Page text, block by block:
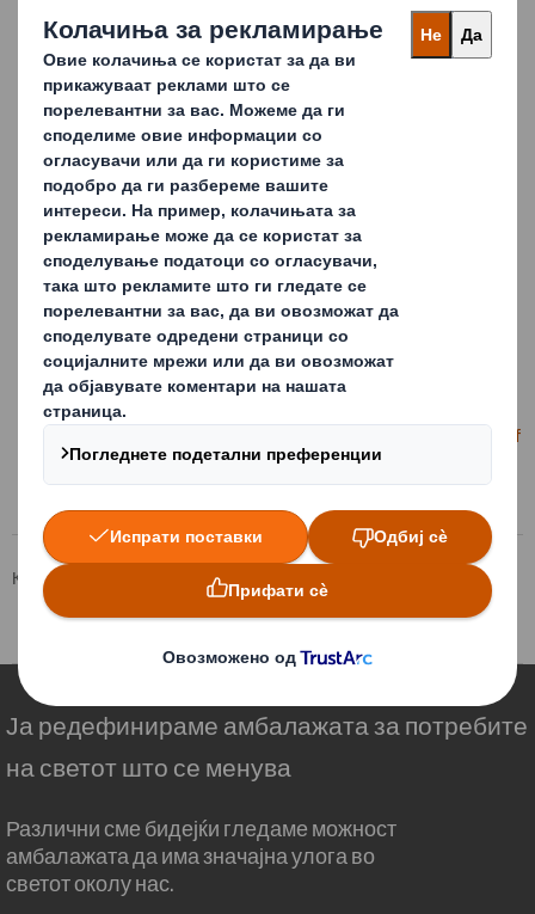
Одлука од Собрание на ДС СМИТХ за избор на членови на
Надзорен одбор - 12.08.2021 pdf
Предлог финансиски план за 2019 pdf
Финансиски план 2020 god.pdf
Финансиски план COVID 2020.pdf
Финансиски план за 2021 година ДС СМИТХ АД СКОПЈЕpdf
Финансиски план за 2022 година ДС СМИТХ АД Скопје.pdf
Образложение за остварените финансиски резултати на ДС
СМИТХ АД Скопје до 30.09.2022.pdf
Образложение за остварените финансиски резултати на ДС
СМИТХ АД Скопје до 31.12.2022.pdf
Финансиски план на ДС СМИТХ АД Скопје за 2023 година.pdf
Корпоративна страна
Ценовно чуствителни информации
Ја редефинираме амбалажата за потребите
на светот што се менува
Различни сме бидејќи гледаме можност
амбалажата да има значајна улога во
светот околу нас.